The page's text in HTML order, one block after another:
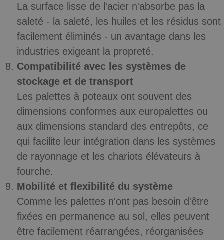
La surface lisse de l'acier n'absorbe pas la
saleté - la saleté, les huiles et les résidus sont
facilement éliminés - un avantage dans les
industries exigeant la propreté.
Compatibilité avec les systèmes de
stockage et de transport
Les palettes à poteaux ont souvent des
dimensions conformes aux europalettes ou
aux dimensions standard des entrepôts, ce
qui facilite leur intégration dans les systèmes
de rayonnage et les chariots élévateurs à
fourche.
Mobilité et flexibilité du système
Comme les palettes n'ont pas besoin d'être
fixées en permanence au sol, elles peuvent
être facilement réarrangées, réorganisées